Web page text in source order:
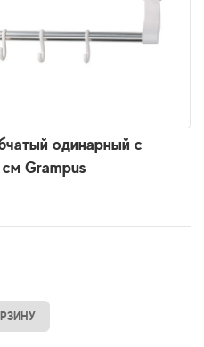
одинарный с
Grampus